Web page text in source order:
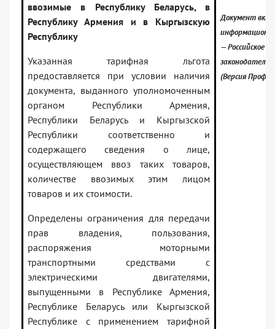
ввозимые в Республику Беларусь, в
Республику Армения и в Кыргызскую
Республику
Указанная тарифная льгота
предоставляется при условии наличия
документа, выданного уполномоченным
органом Республики Армения,
Республики Беларусь и Кыргызской
Республики соответственно и
содержащего сведения о лице,
осуществляющем ввоз таких товаров,
количестве ввозимых этим лицом
товаров и их стоимости.
Определены ограничения для передачи
прав владения, пользования,
распоряжения моторными
транспортными средствами с
электрическими двигателями,
выпущенными в Республике Армения,
Республике Беларусь или Кыргызской
Республике с применением тарифной
Документ
— Российское
(Версия Проф)